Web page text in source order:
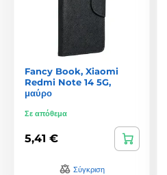
Fancy Book, Xiaomi
Redmi Note 14 5G,
μαύρο
Σε απόθεμα
5,41 €
Σύγκριση